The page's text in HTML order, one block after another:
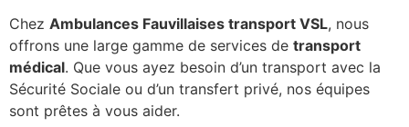
Chez Ambulances Fauvillaises transport VSL, nous
offrons une large gamme de services de transport
médical. Que vous ayez besoin d’un transport avec la
Sécurité Sociale ou d’un transfert privé, nos équipes
sont prêtes à vous aider.